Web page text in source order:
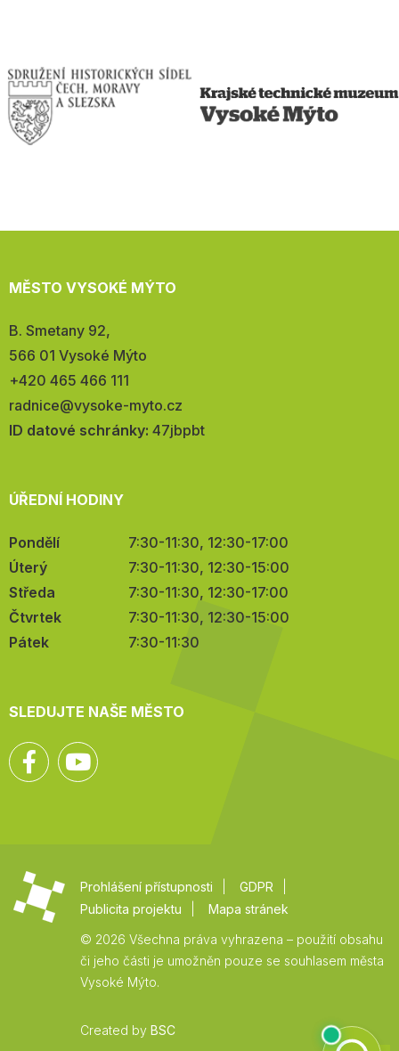
MĚSTO VYSOKÉ MÝTO
Adresa:
B. Smetany 92,
566 01 Vysoké Mýto
Telefon:
+420 465 466 111
E-
mail:
radnice@vysoke-myto.cz
ID datové schránky: 47jbpbt
ÚŘEDNÍ HODINY
Pondělí
7:30-11:30, 12:30-17:00
Úterý
7:30-11:30, 12:30-15:00
Středa
7:30-11:30, 12:30-17:00
Čtvrtek
7:30-11:30, 12:30-15:00
Pátek
7:30-11:30
SLEDUJTE NAŠE MĚSTO
Facebook
Prohlášení přístupnosti
GDPR
Publicita projektu
Mapa stránek
© 2026 Všechna práva vyhrazena – použití obsahu
či jeho části je umožněn pouze se souhlasem města
Vysoké Mýto.
Created by BSC